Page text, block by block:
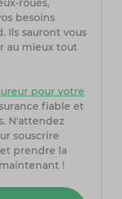
roues,
besoins
Ils sauront vous
au mieux tout
pour votre
fiable et
N'attendez
souscrire
prendre la
!